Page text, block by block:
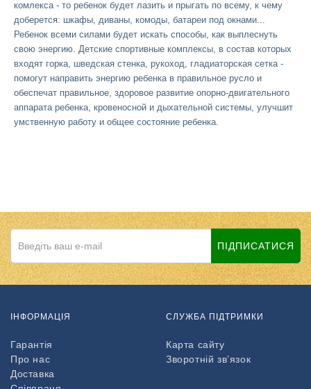
комлекса - то ребенок будет лазить и прыгать по всему, к чему
доберется: шкафы, диваны, комоды, батареи под окнами...
Ребенок всеми силами будет искать способы, как выплеснуть
свою энергию. Детские спортивные комплексы, в состав которых
входят горка, шведская стенка, рукоход, гладиаторская сетка -
помогут направить энергию ребенка в правильное русло и
обеспечат правильное, здоровое развитие опорно-двигательного
аппарата ребенка, кровеносной и дыхательной системы, улучшит
умственную работу и общее состояние ребенка.
ПІДПИСАТИСЯ
ІНФОРМАЦІЯ
Гарантія
Про нас
Доставка
СЛУЖБА ПІДТРИМКИ
Карта сайту
Зворотній зв’язок